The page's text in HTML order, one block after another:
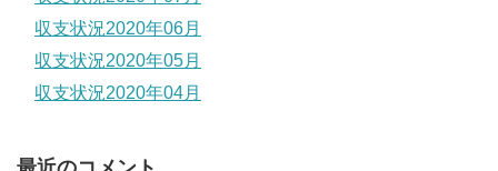
収支状況2020年06月
収支状況2020年05月
収支状況2020年04月